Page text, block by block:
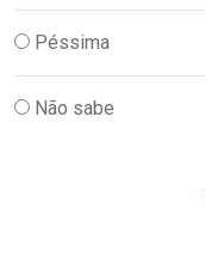
Péssima
Não sabe